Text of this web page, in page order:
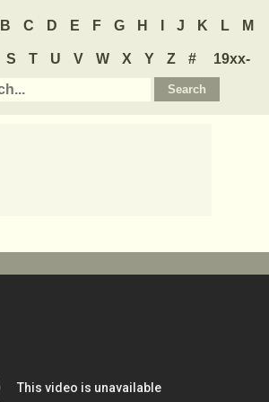
B C D E F G H J K L M
S T U V W X Y Z #
19xx-